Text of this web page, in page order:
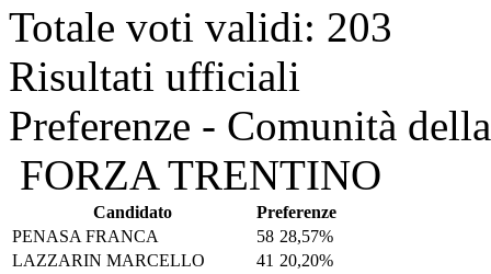
Totale voti validi: 203
Risultati ufficiali
Preferenze - Comunità
FORZA TRENTINO
Candidato
Preferenze
PENASA FRANCA
58 28,57%
LAZZARIN MARCELLO
41 20,20%